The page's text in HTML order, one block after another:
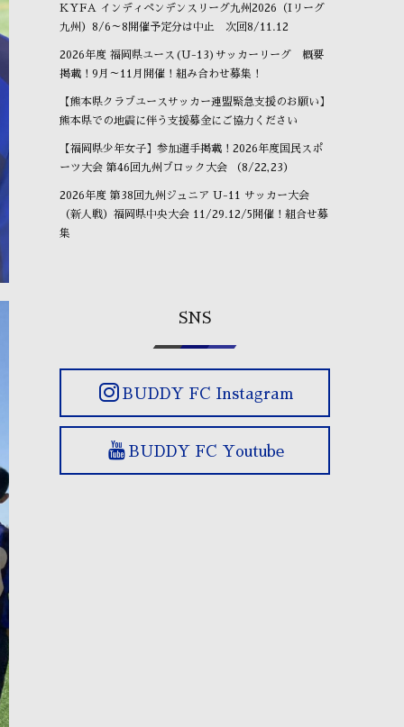
KYFA インディペンデンスリーグ九州2026（Iリーグ
九州）8/6～8開催予定分は中止 次回8/11.12
2026年度 福岡県ユース(U-13)サッカーリーグ 概要
掲載！9月～11月開催！組み合わせ募集！
【熊本県クラブユースサッカー連盟緊急支援のお願い】
熊本県での地震に伴う支援募金にご協力ください
【福岡県少年女子】参加選手掲載！2026年度国民スポ
ーツ大会 第46回九州ブロック大会 （8/22,23）
2026年度 第38回九州ジュニア U-11 サッカー大会
（新人戦）福岡県中央大会 11/29.12/5開催！組合せ募
集
SNS
BUDDY FC Instagram
BUDDY FC Youtube